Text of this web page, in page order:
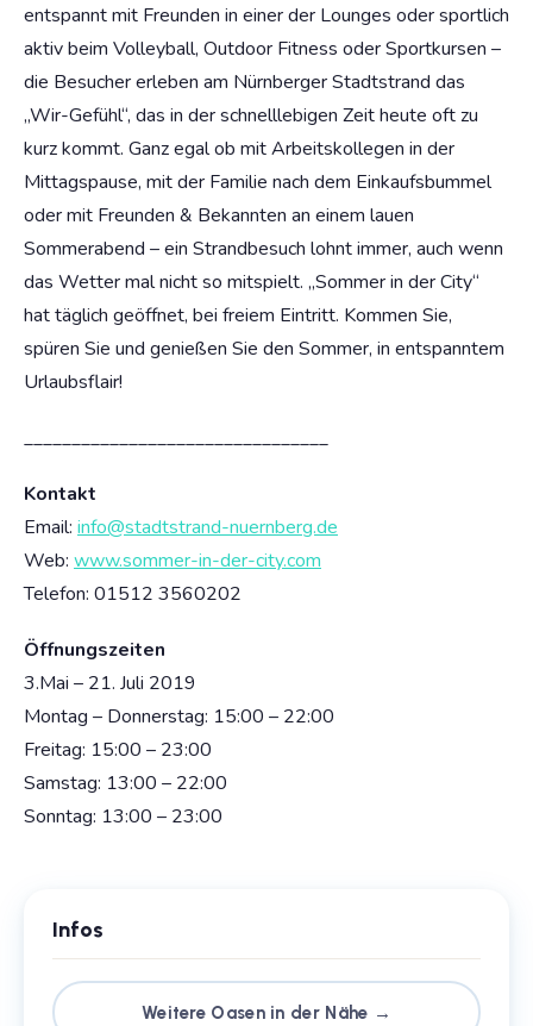
entspannt mit Freunden in einer der Lounges oder sportlich
aktiv beim Volleyball, Outdoor Fitness oder Sportkursen –
die Besucher erleben am Nürnberger Stadtstrand das
„Wir-Gefühl“, das in der schnelllebigen Zeit heute oft zu
kurz kommt. Ganz egal ob mit Arbeitskollegen in der
Mittagspause, mit der Familie nach dem Einkaufsbummel
oder mit Freunden & Bekannten an einem lauen
Sommerabend – ein Strandbesuch lohnt immer, auch wenn
das Wetter mal nicht so mitspielt. „Sommer in der City“
hat täglich geöffnet, bei freiem Eintritt. Kommen Sie,
spüren Sie und genießen Sie den Sommer, in entspanntem
Urlaubsflair!
________________________________
Kontakt
Email: info@stadtstrand-nuernberg.de
Web: www.sommer-in-der-city.com
Telefon: 01512 3560202
Öffnungszeiten
3.Mai – 21. Juli 2019
Montag – Donnerstag: 15:00 – 22:00
Freitag: 15:00 – 23:00
Samstag: 13:00 – 22:00
Sonntag: 13:00 – 23:00
Infos
Weitere Oasen in der Nähe →